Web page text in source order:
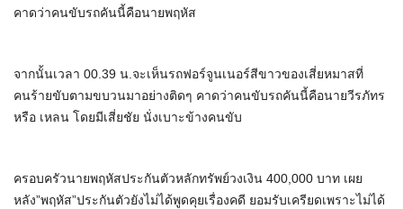
คาดว่าคนขับรถคันนี้คือนายพฤหัส
จากนั้นเวลา 00.39 น.จะเห็นรถฟอร์จูนเนอร์สีขาวของเสี่ยหมาสที่
คนร้ายขับตามขบวนมาอย่างติดๆ คาดว่าคนขับรถคันนี้คือนายวีรภัทร
หรือ เหลน โดยมีเสี่ยชัย นั่งเบาะข้างคนขับ
ครอบครัวนายพฤหัสประกันตัวหลักทรัพย์วงเงิน 400,000 บาท เผย
หลัง”พฤหัส”ประกันตัวยังไม่ได้พูดคุยเรื่องคดี ยอมรับเครียดเพราะไม่ได้